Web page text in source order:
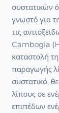
συστατικών
γνωστό για
τις
Cambogia
καταστολή
παραγωγής
συστατικό,
λίπους σε
επιπέδων